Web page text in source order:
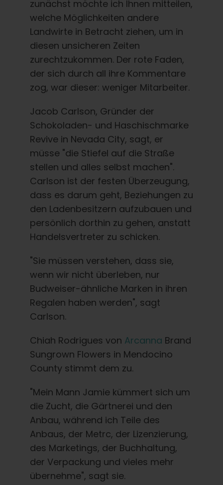
zunächst möchte ich Ihnen mitteilen,
welche Möglichkeiten andere
Landwirte in Betracht ziehen, um in
diesen unsicheren Zeiten
zurechtzukommen. Der rote Faden,
der sich durch all ihre Kommentare
zog, war dieser: weniger Mitarbeiter.
Jacob Carlson, Gründer der
Schokoladen- und Haschischmarke
Revive in Nevada City, sagt, er
müsse "die Stiefel auf die Straße
stellen und alles selbst machen".
Carlson ist der festen Überzeugung,
dass es darum geht, Beziehungen zu
den Ladenbesitzern aufzubauen und
persönlich dorthin zu gehen, anstatt
Handelsvertreter zu schicken.
"Sie müssen verstehen, dass sie,
wenn wir nicht überleben, nur
Budweiser-ähnliche Marken in ihren
Regalen haben werden", sagt
Carlson.
Chiah Rodrigues von Arcanna Brand
Sungrown Flowers in Mendocino
County stimmt dem zu.
"Mein Mann Jamie kümmert sich um
die Zucht, die Gärtnerei und den
Anbau, während ich Teile des
Anbaus, der Metrc, der Lizenzierung,
des Marketings, der Buchhaltung,
der Verpackung und vieles mehr
übernehme", sagt sie.